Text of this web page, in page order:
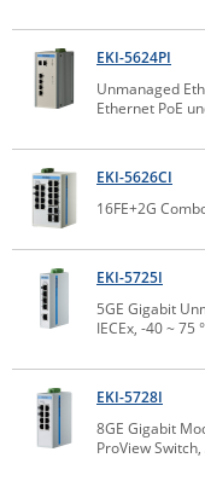
Unwired Networks
Vision
Westermo
Yuasa
ZPE Systems
News zu unseren
EKI-5624PI
Unmanaged
Ethernet PoE
EKI-5626CI
16FE+2G
EKI-5725I
5GE Gigabit
IECEx, -40 ~ 75
EKI-5728I
8GE Gigabit
ProView Switch,